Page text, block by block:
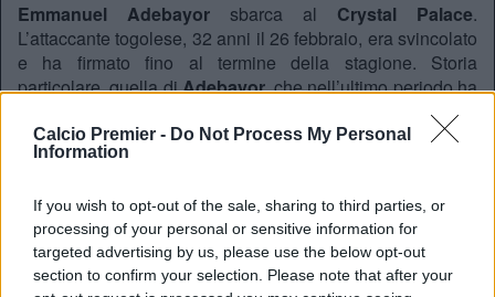
Calcio Premier - Do Not Process My Personal
Information
If you wish to opt-out of the sale, sharing to third parties, or
processing of your personal or sensitive information for
targeted advertising by us, please use the below opt-out
section to confirm your selection. Please note that after your
Emmanuel Adebayor sbarca al Crystal Palace.
L’attaccante togolese, 32 anni il 26 febbraio, era svincolato
e ha firmato fino al termine della stagione. Storia
particolare, quella diAdebayor, che nell’ultimo periodo ha
affrontato e pare superato alcuni problemi personali. Tanto
che la sua ultima squadra, ilTottenham,si dice fosse
preoccupata per la sua salute mentale. Adesso, per lui si
avventura – sempre nella città di Londra – dopo aver
militato tre anni nell’Arsenal(dal 2006 al 2009) e quattro
nelTottenham(dal 2011 al 2015). IlCrystal Palace
affida al togolese che aveva già vestito le maglie di